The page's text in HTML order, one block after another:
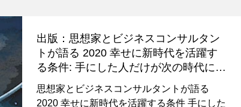
出版：思想家とビジネスコンサルタン
トが語る 2020 幸せに新時代を活躍す
る条件: 手にした人だけが次の時代に行
ける「ビジネスメソッド」 抽象度シリ
ーズ
思想家とビジネスコンサルタントが語る
2020 幸せに新時代を活躍する条件 手にした